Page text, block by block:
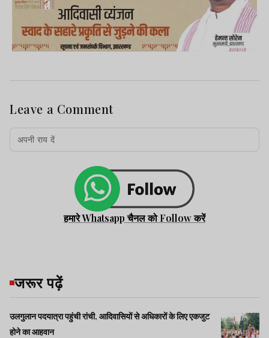
Leave a Comment
हमारे Whatsapp चैनल को Follow करें
जरूर पढ़ें
उलगुलान पदयात्रा पहुंची रांची, आदिवासियों से अधिकारों के लिए एकजुट
होने का आहवान